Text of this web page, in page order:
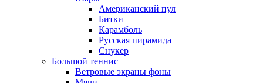
Американский пул
Битки
Карамболь
Русская пирамида
Снукер
Большой теннис
Ветровые экраны фоны